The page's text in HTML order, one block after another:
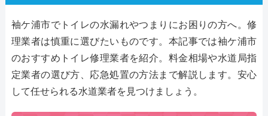
袖ケ浦市でトイレの水漏れやつまりにお困りの方へ。修
理業者は慎重に選びたいものです。本記事では袖ケ浦市
のおすすめトイレ修理業者を紹介。料金相場や水道局指
定業者の選び方、応急処置の方法まで解説します。安心
して任せられる水道業者を見つけましょう。